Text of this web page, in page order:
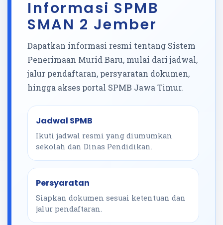
Informasi SPMB
SMAN 2 Jember
Dapatkan informasi resmi tentang Sistem
Penerimaan Murid Baru, mulai dari jadwal,
jalur pendaftaran, persyaratan dokumen,
hingga akses portal SPMB Jawa Timur.
Jadwal SPMB
Ikuti jadwal resmi yang diumumkan
sekolah dan Dinas Pendidikan.
Persyaratan
Siapkan dokumen sesuai ketentuan dan
jalur pendaftaran.